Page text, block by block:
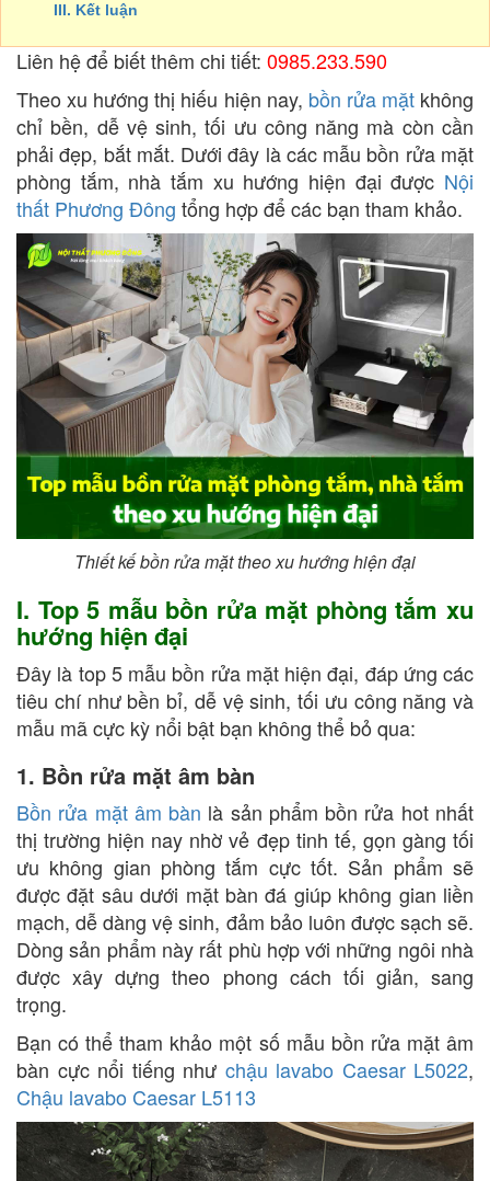
III. Kết luận
Liên hệ để biết thêm chi tiết: 0985.233.590
Theo xu hướng thị hiếu hiện nay, bồn rửa mặt không
chỉ bền, dễ vệ sinh, tối ưu công năng mà còn cần
phải đẹp, bắt mắt. Dưới đây là các mẫu bồn rửa mặt
phòng tắm, nhà tắm xu hướng hiện đại được Nội
thất Phương Đông tổng hợp để các bạn tham khảo.
Thiết kế bồn rửa mặt theo xu hướng hiện đại
I. Top 5 mẫu bồn rửa mặt phòng tắm xu
hướng hiện đại
Đây là top 5 mẫu bồn rửa mặt hiện đại, đáp ứng các
tiêu chí như bền bỉ, dễ vệ sinh, tối ưu công năng và
mẫu mã cực kỳ nổi bật bạn không thể bỏ qua:
1. Bồn rửa mặt âm bàn
Bồn rửa mặt âm bàn là sản phẩm bồn rửa hot nhất
thị trường hiện nay nhờ vẻ đẹp tinh tế, gọn gàng tối
ưu không gian phòng tắm cực tốt. Sản phẩm sẽ
được đặt sâu dưới mặt bàn đá giúp không gian liền
mạch, dễ dàng vệ sinh, đảm bảo luôn được sạch sẽ.
Dòng sản phẩm này rất phù hợp với những ngôi nhà
được xây dựng theo phong cách tối giản, sang
trọng.
Bạn có thể tham khảo một số mẫu bồn rửa mặt âm
bàn cực nổi tiếng như chậu lavabo Caesar L5022,
Chậu lavabo Caesar L5113